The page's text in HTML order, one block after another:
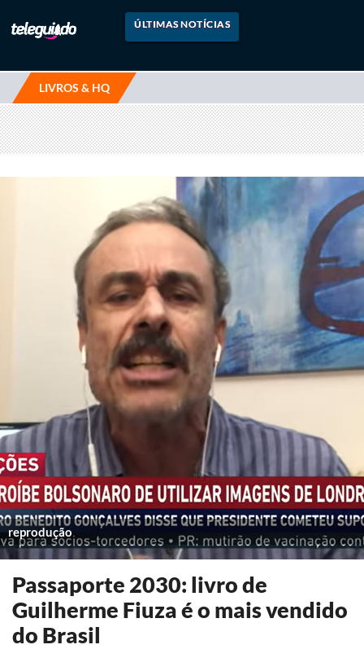
ÚLTIMAS NOTÍCIAS
LIVROS & HQ
reprodução
Passaporte 2030: livro de
Guilherme Fiuza é o mais vendido
do Brasil